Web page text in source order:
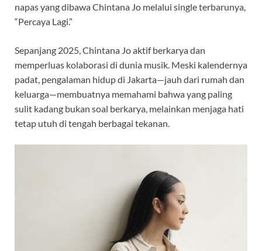
napas yang dibawa Chintana Jo melalui single terbarunya,
“Percaya Lagi.”
Sepanjang 2025, Chintana Jo aktif berkarya dan
memperluas kolaborasi di dunia musik. Meski kalendernya
padat, pengalaman hidup di Jakarta—jauh dari rumah dan
keluarga—membuatnya memahami bahwa yang paling
sulit kadang bukan soal berkarya, melainkan menjaga hati
tetap utuh di tengah berbagai tekanan.